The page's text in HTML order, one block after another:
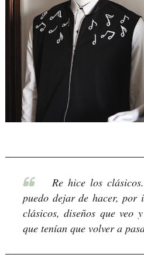
Re hice los
puedo dejar de hacer, por
clásicos, diseños que veo
que tenían que volver a